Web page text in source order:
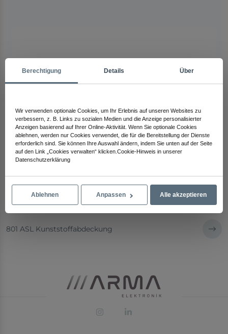
801 ASL Kunststoffabdeckung
Berechtigung Details Über
Wir verwenden optionale Cookies, um Ihr Erlebnis auf unseren Websites zu
verbessern, z. B. Links zu sozialen Medien und die Anzeige personalisierter
Anzeigen basierend auf Ihrer Online-Aktivität. Wenn Sie optionale Cookies
ablehnen, werden nur Cookies verwendet, die für die Bereitstellung der Dienste
erforderlich sind. Sie können Ihre Auswahl ändern, indem Sie unten auf der Seite
auf den Link „Cookies verwalten“ klicken.Cookie-Hinweis in unserer
Datenschutzerklärung
Ablehnen Anpassen Alle akzeptieren